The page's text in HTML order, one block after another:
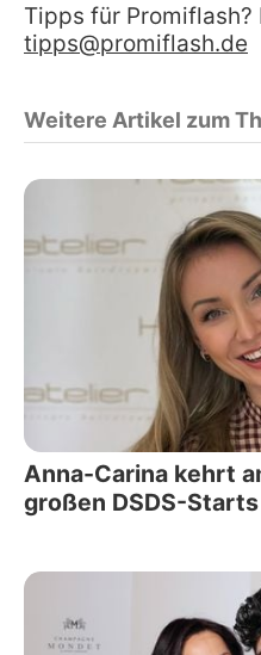
Tipps für Promiflash?
tipps@promiflash.de
Weitere Artikel zum
Anna-Carina kehrt
großen DSDS-